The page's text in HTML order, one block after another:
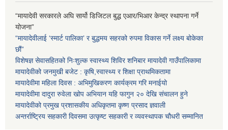
“मायादेवी सरकारले अघि सार्यो डिजिटल बुद्ध एआर/भिआर केन्द्र स्थापना गर्ने
योजना”
“मायादेवीलाई ‘स्मार्ट पालिका’ र बुद्धमय सहरको रुपमा विकास गर्ने लक्ष्य बोकेका
छौं”
विशेषज्ञ सेवासहितको निःशुल्क स्वास्थ्य शिविर शनिबार मायादेवी गाउँपालिकामा
मायादेवीको जनमुखी बजेट : कृषि,स्वास्थ्य र शिक्षा प्राथमिकतामा
मायादेवीमा महिला दिवस : अभिमुखिकरण कार्यक्रम गरि मनाईयो
मायादेवीमा दादुरा रुवेला खोप अभियान यहि फागुन २० देखि संचालन हुने
मायादेवीको प्रमुख प्रशासकीय अधिकृतमा कृष्ण प्रसाद ज्ञवाली
अन्तर्राष्ट्रिय सहकारी दिवसमा उत्कृष्ट सहकारी र व्यवस्थापक चौधरी सम्मानित